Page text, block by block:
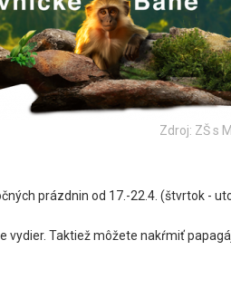
Zdroj: ZŠ s
prázdnin od 17.-22.4. (štvrtok -
vydier. Taktiež môžete nakŕmiť